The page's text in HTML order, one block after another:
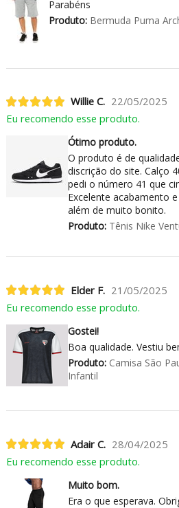
Parabéns
Produto:Bermuda Puma
Willie C. 22/05/2025
Eu recomendo esse produto.
Ótimo produto.
O produto é de
discrição do site. Calço
pedi o número 41 que
Excelente acabamento
além de muito bonito.
Produto:Tênis Nike
Elder F. 21/05/2025
Eu recomendo esse produto.
Gostei!
Boa qualidade. Vestiu
Produto:Camisa São
Infantil
Adair C. 28/04/2025
Eu recomendo esse produto.
Muito bom.
Era o que esperava.